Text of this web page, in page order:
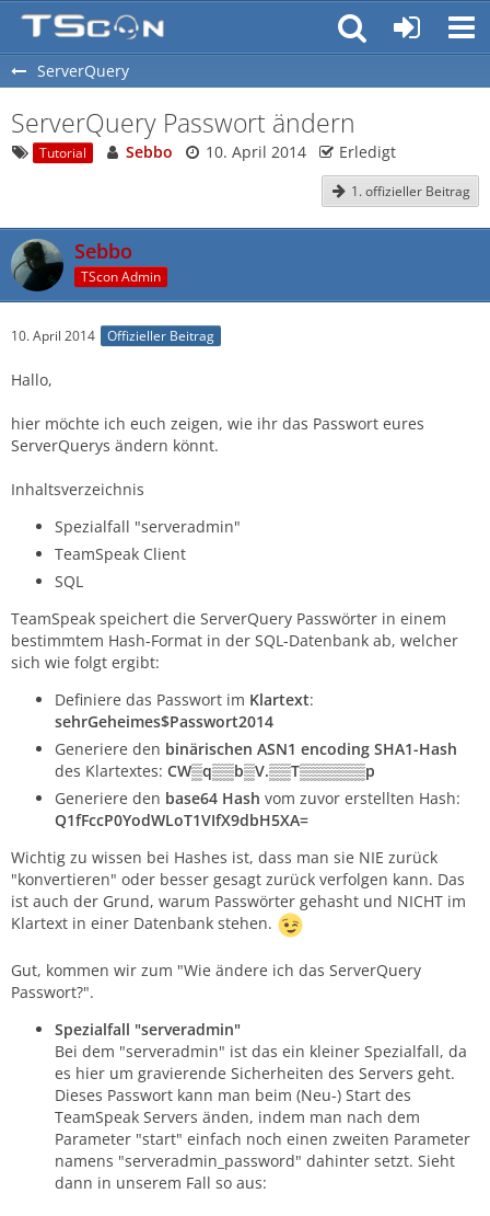
ServerQuery
ServerQuery Passwort ändern
Tutorial Sebbo 10. April 2014 Erledigt
1. offizieller Beitrag
Sebbo
TScon Admin
10. April 2014 Offizieller Beitrag
Hallo,
hier möchte ich euch zeigen, wie ihr das Passwort eures
ServerQuerys ändern könnt.
Inhaltsverzeichnis
Spezialfall "serveradmin"
TeamSpeak Client
SQL
TeamSpeak speichert die ServerQuery Passwörter in einem
bestimmtem Hash-Format in der SQL-Datenbank ab, welcher
sich wie folgt ergibt:
Definiere das Passwort im Klartext:
sehrGeheimes$Passwort2014
Generiere den binärischen ASN1 encoding SHA1-Hash
des Klartextes: CW▒q▒▒b▒V.▒▒T▒▒▒▒▒▒p
Generiere den base64 Hash vom zuvor erstellten Hash:
Q1fFccP0YodWLoT1VIfX9dbH5XA=
Wichtig zu wissen bei Hashes ist, dass man sie NIE zurück
"konvertieren" oder besser gesagt zurück verfolgen kann. Das
ist auch der Grund, warum Passwörter gehasht und NICHT im
Klartext in einer Datenbank stehen.
Gut, kommen wir zum "Wie ändere ich das ServerQuery
Passwort?".
Spezialfall "serveradmin"
Bei dem "serveradmin" ist das ein kleiner Spezialfall, da
es hier um gravierende Sicherheiten des Servers geht.
Dieses Passwort kann man beim (Neu-) Start des
TeamSpeak Servers änden, indem man nach dem
Parameter "start" einfach noch einen zweiten Parameter
namens "serveradmin_password" dahinter setzt. Sieht
dann in unserem Fall so aus: